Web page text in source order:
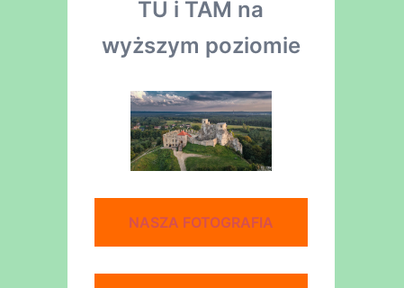
TU i TAM na
wyższym poziomie
NASZA FOTOGRAFIA